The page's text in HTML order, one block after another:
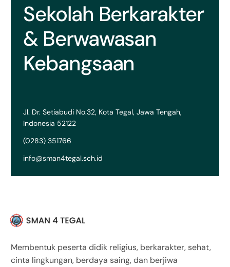
Sekolah Berkarakter
& Berwawasan
Kebangsaan
Jl. Dr. Setiabudi No.32, Kota Tegal, Jawa Tengah,
Indonesia 52122
(0283) 351766
info@sman4tegal.sch.id
Membentuk peserta didik religius, berkarakter, sehat,
cinta lingkungan, berdaya saing, dan berjiwa